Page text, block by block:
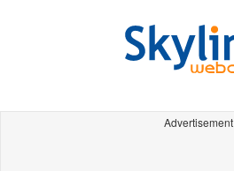
Advertisement